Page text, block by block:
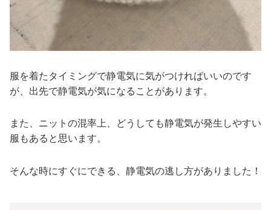
服を着たタイミングで静電気に気がつければいいのです
が、出先で静電気が気になることがあります。
また、ニットの混率上、どうしても静電気が発生しやすい
服もあると思います。
そんな時にすぐにできる、静電気の逃し方がありました！